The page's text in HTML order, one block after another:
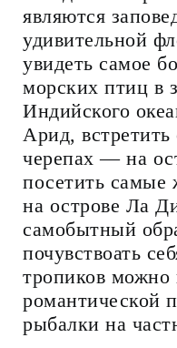
являются
удивительной
увидеть самое
морских птиц в
Индийского
Арид, встретить
черепах — на
посетить
на острове Ла
самобытный
почувствоать
тропиков можно
романтической
рыбалки на